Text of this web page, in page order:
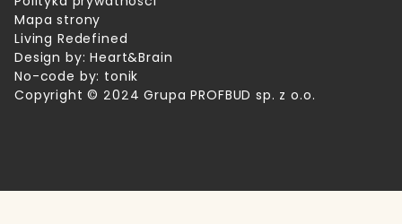
Copyright © 2024 Grupa PROFBUD sp. z o.o.
Mapa strony
Living Redefined
Design by: Heart&Brain
No-code by: tonik